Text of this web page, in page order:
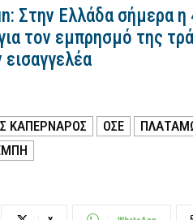
Στην Ελλάδα σήμερα η
τον εμπρησμό της
ΚΑΠΕΡΝΆΡΟΣ ΟΣΕ